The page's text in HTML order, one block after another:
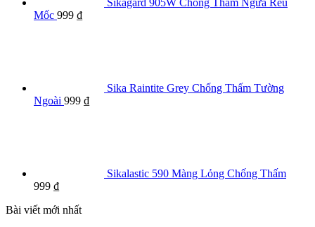
Sikagard 905W Chống Thấm Ngừa Rêu
Mốc 999 ₫
Sika Raintite Grey Chống Thấm Tường
Ngoài 999 ₫
Sikalastic 590 Màng Lỏng Chống Thấm
999 ₫
Bài viết mới nhất